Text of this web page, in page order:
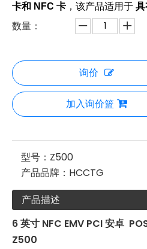
卡和 NFC 卡 ，该产品适用于 具
数量：
询价
加入询价篮
型号： Z500
产品品牌： HCCTG
产品描述
6 英寸 NFC EMV PCI 安卓
Z500